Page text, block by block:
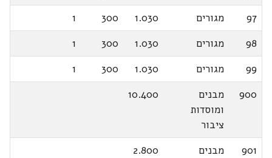
97
מגורים 1.030
300
1
98
מגורים 1.030
300
1
99
מגורים 1.030
300
1
900
מבנים
ומוסדות
ציבור
10.400
901
מבנים
2.800